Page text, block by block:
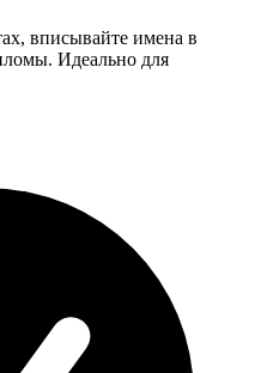
вписывайте имена в
Идеально для